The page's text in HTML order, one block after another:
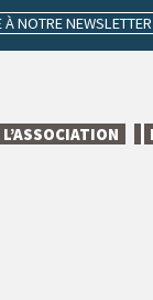
À NOTRE NEWSLETTER
L’ASSOCIATION